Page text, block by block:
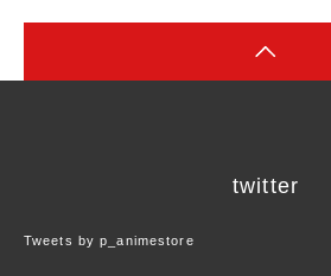
twitter
Tweets by p_animestore